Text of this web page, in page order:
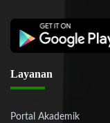
Layanan
Portal Akademik